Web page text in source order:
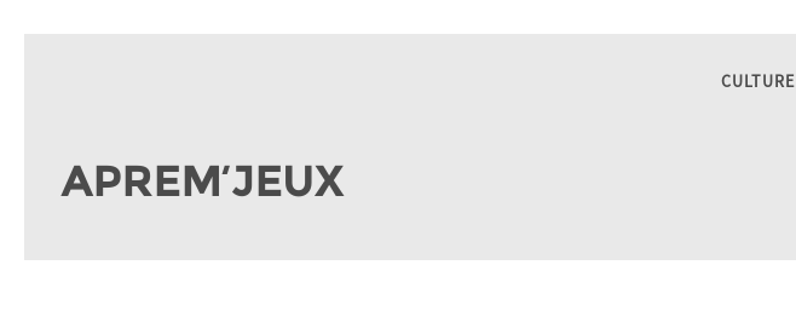
CULTURE
APREM’JEUX